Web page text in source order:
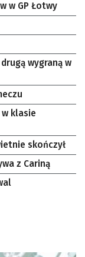
w GP Łotwy
wygraną w
klasie
skończył
z Cariną